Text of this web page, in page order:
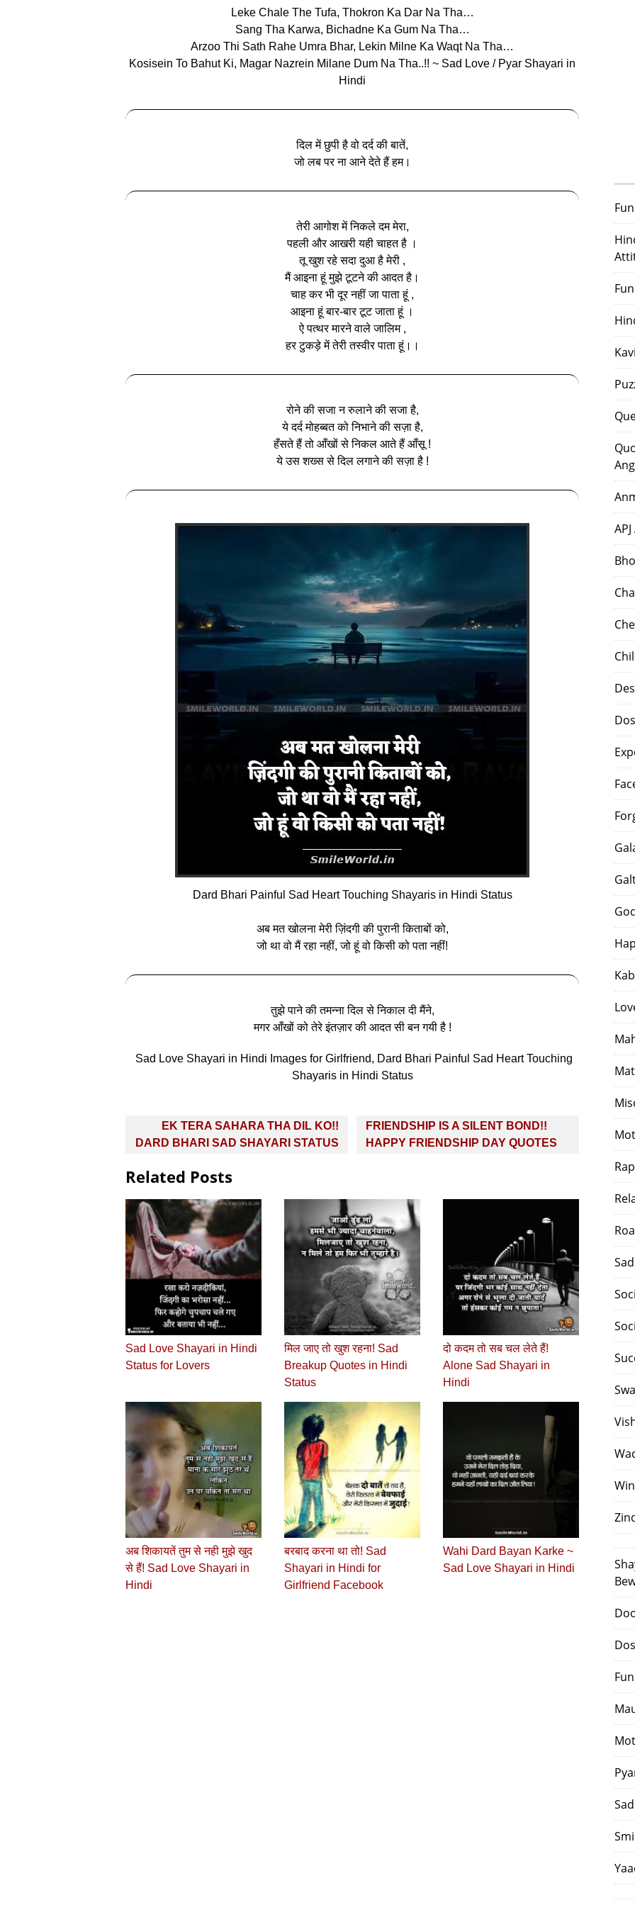
Leke Chale The Tufa, Thokron Ka Dar Na Tha…
Sang Tha Karwa, Bichadne Ka Gum Na Tha…
Arzoo Thi Sath Rahe Umra Bhar, Lekin Milne Ka Waqt Na Tha…
Kosisein To Bahut Ki, Magar Nazrein Milane Dum Na Tha..!! ~ Sad Love / Pyar Shayari in
Hindi
दिल में छुपी है वो दर्द की बातें,
जो लब पर ना आने देते हैं हम।
तेरी आगोश में निकले दम मेरा,
पहली और आखरी यही चाहत है ।
तू खुश रहे सदा दुआ है मेरी ,
मैं आइना हूं मुझे टूटने की आदत है।
चाह कर भी दूर नहीं जा पाता हूं ,
आइना हूं बार-बार टूट जाता हूं ।
ऐ पत्थर मारने वाले जालिम ,
हर टुकड़े में तेरी तस्वीर पाता हूं।।
रोने की सजा न रुलाने की सजा है,
ये दर्द मोहब्बत को निभाने की सज़ा है,
हँसते हैं तो आँखों से निकल आते हैं आँसू !
ये उस शख्स से दिल लगाने की सज़ा है !
Dard Bhari Painful Sad Heart Touching Shayaris in Hindi Status
अब मत खोलना मेरी ज़िंदगी की पुरानी किताबों को,
जो था वो मैं रहा नहीं, जो हूं वो किसी को पता नहीं!
तुझे पाने की तमन्ना दिल से निकाल दी मैंने,
मगर आँखों को तेरे इंतज़ार की आदत सी बन गयी है !
Sad Love Shayari in Hindi Images for Girlfriend, Dard Bhari Painful Sad Heart Touching
Shayaris in Hindi Status
navigation
EK TERA SAHARA THA DIL KO!!
DARD BHARI SAD SHAYARI STATUS
FRIENDSHIP IS A SILENT BOND!!
HAPPY FRIENDSHIP DAY QUOTES
Related Posts
Sad Love Shayari in Hindi
Status for Lovers
मिल जाए तो खुश रहना! Sad
Breakup Quotes in Hindi
Status
दो कदम तो सब चल लेते हैं!
Alone Sad Shayari in
Hindi
अब शिकायतें तुम से नही मुझे खुद
से हैं! Sad Love Shayari in
Hindi
बरबाद करना था तो! Sad
Shayari in Hindi for
Girlfriend Facebook
Wahi Dard Bayan Karke ~
Sad Love Shayari in Hindi